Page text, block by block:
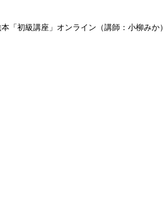
「初級講座」オンライン（講師：小柳みか）